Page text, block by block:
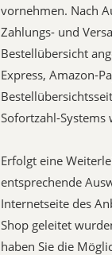
vornehmen. Nach
Zahlungs- und
Bestellübersicht
Express, Amazon-
Sofortzahl-Systems
Erfolgt eine
entsprechende
Internetseite des
Shop geleitet
haben Sie die